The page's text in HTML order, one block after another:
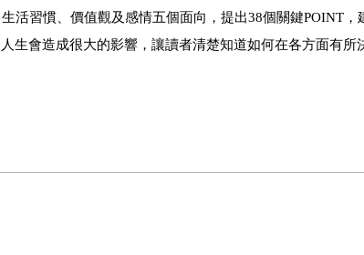
活習慣、價值觀及感情五個面向，提出38個關鍵POINT，
生會造成很大的影響，讓讀者清楚知道如何在各方面有所